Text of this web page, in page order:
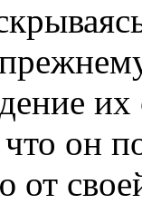
их
он